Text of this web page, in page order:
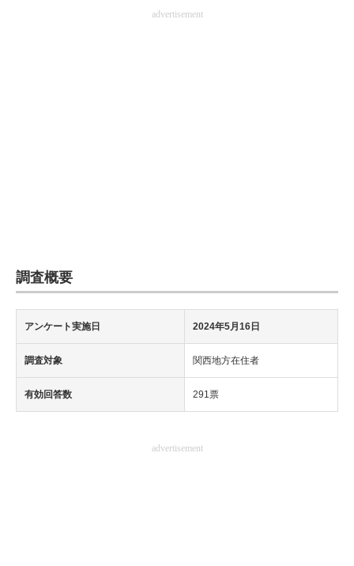
advertisement
調査概要
アンケート実施日 2024年5月16日
調査対象 関西地方在住者
有効回答数 291票
advertisement